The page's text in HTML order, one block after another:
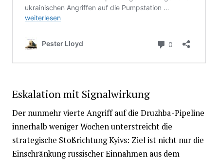
Eskalation mit Signalwirkung
Der nunmehr vierte Angriff auf die Druzhba-Pipeline
innerhalb weniger Wochen unterstreicht die
strategische Stoßrichtung Kyivs: Ziel ist nicht nur die
Einschränkung russischer Einnahmen aus dem